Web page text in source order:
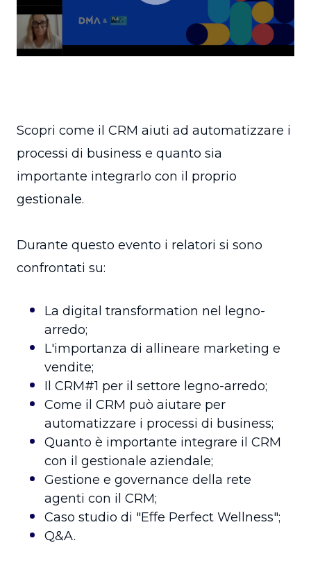
Scopri come il CRM aiuti ad automatizzare i
processi di business e quanto sia
importante integrarlo con il proprio
gestionale.
Durante questo evento i relatori si sono
confrontati su:
La digital transformation nel legno-
arredo;
L'importanza di allineare marketing e
vendite;
Il CRM#1 per il settore legno-arredo;
Come il CRM può aiutare per
automatizzare i processi di business;
Quanto è importante integrare il CRM
con il gestionale aziendale;
Gestione e governance della rete
agenti con il CRM;
​​Caso studio di "Effe Perfect Wellness";
Q&A.